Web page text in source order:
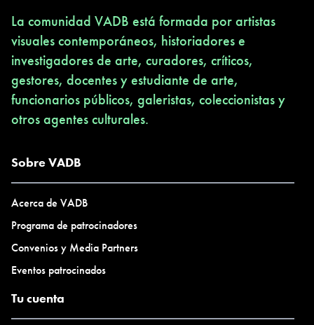
La comunidad VADB está formada por artistas
visuales contemporáneos, historiadores e
investigadores de arte, curadores, críticos,
gestores, docentes y estudiante de arte,
funcionarios públicos, galeristas, coleccionistas y
otros agentes culturales.
Sobre VADB
Acerca de VADB
Programa de patrocinadores
Convenios y Media Partners
Eventos patrocinados
Tu cuenta